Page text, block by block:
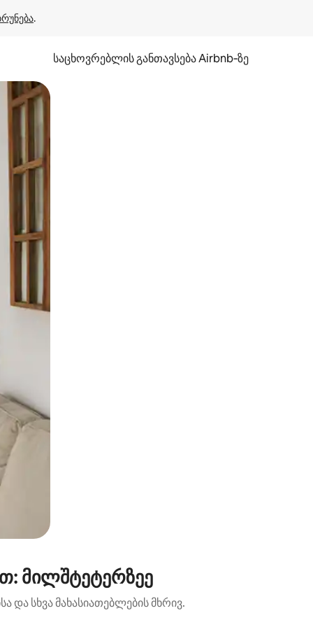
.
საცხოვრებლის განთავსება Airbnb‑ზე
შეხებისა თუ თითის გასმის ჟესტები.
მილშტეტერზეე
და სხვა მახასიათებლების მხრივ.